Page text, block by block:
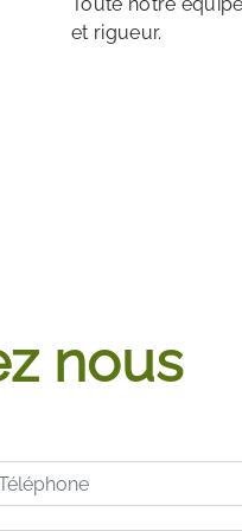
et rigueur.
nous